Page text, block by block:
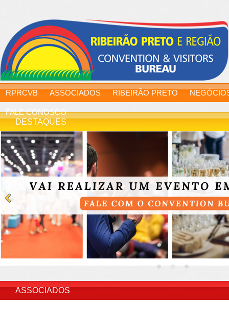
RPRCVB ASSOCIADOS RIBEIRÃO PRETO
FALE CONOSCO
DESTAQUES
ASSOCIADOS